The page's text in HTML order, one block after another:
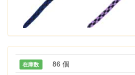
在庫数 86 個